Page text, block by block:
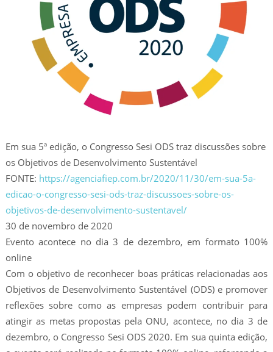
Em sua 5ª edição, o Congresso Sesi ODS traz discussões sobre
os Objetivos de Desenvolvimento Sustentável
FONTE: https://agenciafiep.com.br/2020/11/30/em-sua-5a-
edicao-o-congresso-sesi-ods-traz-discussoes-sobre-os-
objetivos-de-desenvolvimento-sustentavel/
30 de novembro de 2020
Evento acontece no dia 3 de dezembro, em formato 100%
online
Com o objetivo de reconhecer boas práticas relacionadas aos
Objetivos de Desenvolvimento Sustentável (ODS) e promover
reflexões sobre como as empresas podem contribuir para
atingir as metas propostas pela ONU, acontece, no dia 3 de
dezembro, o Congresso Sesi ODS 2020. Em sua quinta edição,